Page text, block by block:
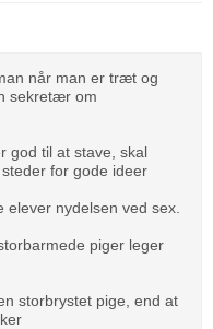
når man er træt og
sekretær om
god til at stave, skal
for gode ideer
nydelsen ved sex.
piger leger
storbrystet pige, end at